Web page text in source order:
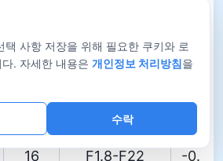
12 F1.8-F32 -
16 F1.8-F22 -
택 사항 저장을 위해 필요한 쿠키와 로
. 자세한 내용은 개인정보 처리방침을
수락